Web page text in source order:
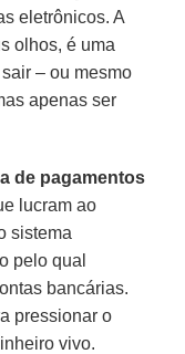
eletrônicos. A
olhos, é uma
– ou mesmo
apenas ser
de pagamentos
lucram ao
sistema
pelo qual
bancárias.
pressionar o
vivo.